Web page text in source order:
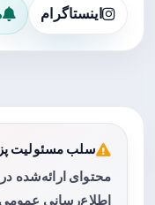
اینستاگرام
سلب مسئولیت
محتوای ارائه‌شده
اطلاع‌رسانی